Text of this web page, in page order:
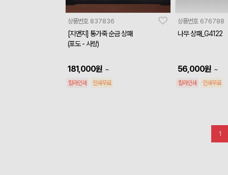
상품번호 837836
[지앤지] 통가죽 순금 상패
(포도 - 사랑)
181,000원 ~
칼라인쇄 인쇄무료
상품번호 676788
나무 상패_G4122
56,000원 ~
칼라인쇄 인쇄무료
1